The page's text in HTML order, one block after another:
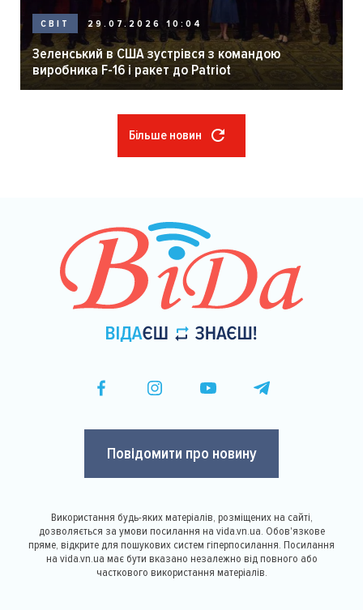
СВІТ 29.07.2026 10:04
Зеленський в США зустрівся з командою
виробника F-16 і ракет до Patriot
Більше новин
Повідомити про новину
Використання будь-яких матеріалів, розміщених на сайті,
дозволяється за умови посилання на vida.vn.ua. Обов'язкове
пряме, відкрите для пошукових систем гіперпосилання. Посилання
на vida.vn.ua має бути вказано незалежно від повного або
часткового використання матеріалів.